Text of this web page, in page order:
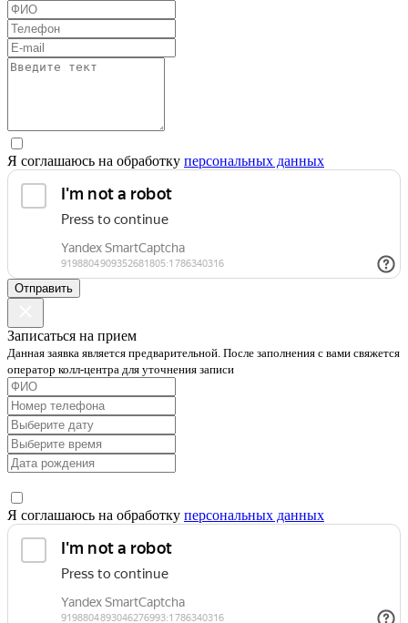
Я соглашаюсь на обработку персональных данных
Отправить
Записаться на прием
Данная заявка является предварительной. После заполнения с вами свяжется
оператор колл-центра для уточнения записи
Я соглашаюсь на обработку персональных данных